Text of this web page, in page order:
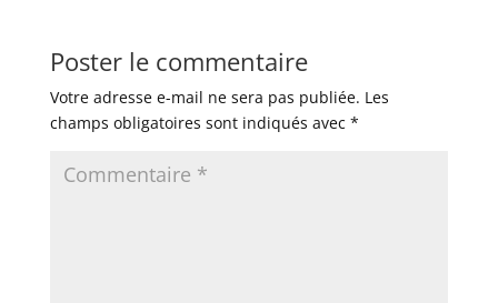
Poster le commentaire
Votre adresse e-mail ne sera pas publiée. Les
champs obligatoires sont indiqués avec *